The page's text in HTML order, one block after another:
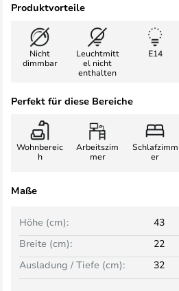
Produktvorteile
Nicht
dimmbar
Leuchtmitt
el nicht
enthalten
E14
Perfekt für diese Bereiche
Wohnbereic
h
Arbeitszim
mer
Schlafzimm
er
Maße
Breite (cm): 22
Höhe (cm): 43
Ausladung / Tiefe (cm): 32